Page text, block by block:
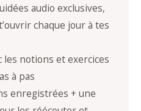
audio exclusives,
chaque jour à tes
les notions et exercices
à pas
enregistrées + une